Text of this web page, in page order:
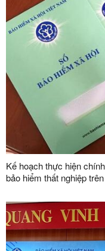
Kế hoạch thực hiện
bảo hiểm thất nghiệp